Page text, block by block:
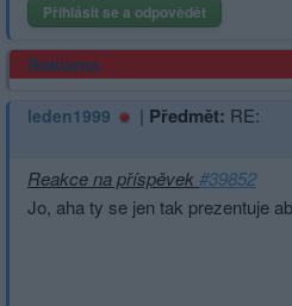
Přihlásit se a odpovědět
Reklama
leden1999 | Předmět: RE:
Reakce na příspěvek#39852
Jo, aha ty se jen tak prezentuje